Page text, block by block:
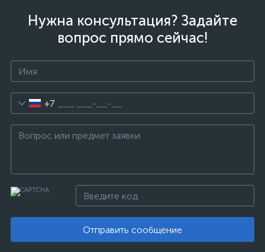
Нужна консультация? Задайте
вопрос прямо сейчас!
+7
Отправить сообщение